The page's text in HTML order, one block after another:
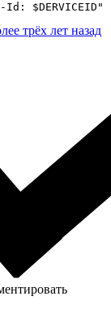
$DERVICEID"
трёх лет назад